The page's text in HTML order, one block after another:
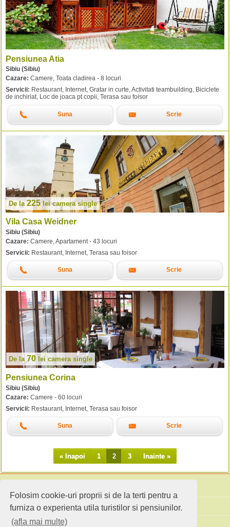
Folosim cookie-uri proprii si de la terti pentru a
furniza o experienta utila turistilor si pensiunilor.
(afla mai multe)
Pensiunea Atia
Sibiu (Sibiu)
Cazare: Camere, Toata cladirea - 8 locuri
Servicii: Restaurant, Internet, Gratar in curte, Activitati teambuilding, Biciclete
de inchiriat, Loc de joaca pt copii, Terasa sau foisor
Suna Scrie
De la 225leicamera single
Vila Casa Weidner
Sibiu (Sibiu)
Cazare: Camere, Apartament - 43 locuri
Servicii: Restaurant, Internet, Terasa sau foisor
Suna Scrie
De la 70 lei camera single
Pensiunea Corina
Sibiu (Sibiu)
Cazare: Camere - 60 locuri
Servicii: Restaurant, Internet, Terasa sau foisor
Suna Scrie
« Inapoi 1 2 3 Inainte »
Cauta pensiuni